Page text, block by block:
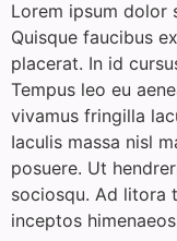
Lorem ipsum dolor
Quisque faucibus
placerat. In id
Tempus leo eu
vivamus fringilla
Iaculis massa nisl
posuere. Ut
sociosqu. Ad litora
inceptos